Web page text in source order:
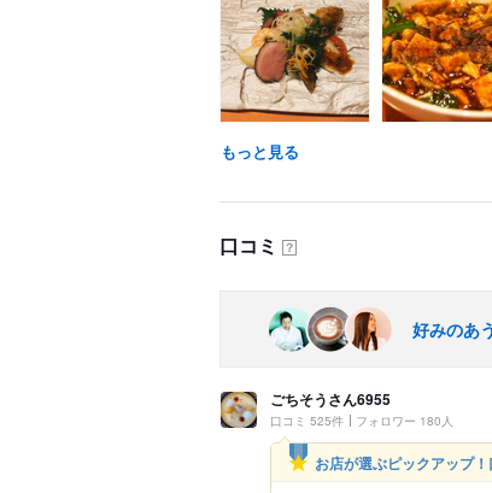
もっと見る
口コミ ？
好みのあ
ごちそうさん6955
口コミ 525件 フォロワー 180人
お店が選ぶピックアップ！